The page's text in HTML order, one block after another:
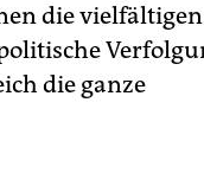
die vielfältigen
die ganze